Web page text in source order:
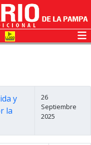
y
la
26
Septiembre
2025